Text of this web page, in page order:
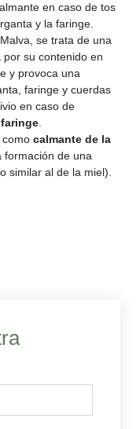
en caso de tos
y la faringe.
se trata de una
por su contenido en
y provoca una
faringe y cuerdas
en caso de
como calmante de la
formación de una
similar al de la miel).